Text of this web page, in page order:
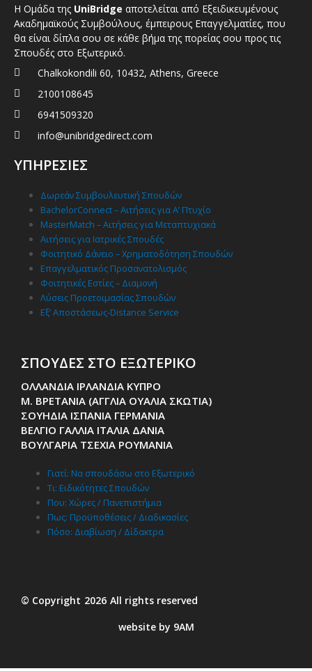
Η Ομάδα της UniBridge αποτελείται από Εξειδικευμένους
Ακαδημαϊκούς Συμβούλους, έμπειρους Επαγγελματίες, που
θα είναι δίπλα σου σε κάθε βήμα της πορείας σου προς τις
Σπουδές στο Εξωτερικό.
Chalkokondili 60, 10432, Athens, Greece
2100108645
6941509320
info@unibridgedirect.com
ΥΠΗΡΕΣΙΕΣ
Δωρεάν Συμβουλευτική Σπουδών
BachelorConnect – Αιτήσεις για Α’ Πτυχίο
MasterMatch – Αιτήσεις για Μεταπτυχιακά
Αιτήσεις για Ιατρικές Σπουδές
Φοιτητικό Δάνειο – Χρηματοδότηση Σπουδών
Επαγγελματικός Προσανατολισμός
Φοιτητικές Εστίες – Διαμονή
Λύσεις Προετοιμασίας Σπουδών
Εξ’ Αποστάσεως-Distance Service
ΣΠΟΥΔΕΣ ΣΤΟ ΕΞΩΤΕΡΙΚΟ
ΟΛΛΑΝΔΙΑ ΙΡΛΑΝΔΙΑ ΚΥΠΡΟ
Μ. ΒΡΕΤΑΝΙΑ (ΑΓΓΛΙΑ ΟΥΑΛΙΑ ΣΚΩΤΙΑ)
ΣΟΥΗΔΙΑ ΙΣΠΑΝΙΑ ΓΕΡΜΑΝΙΑ
ΒΕΛΓΙΟ ΓΑΛΛΙΑ ΙΤΑΛΙΑ ΔΑΝΙΑ
ΒΟΥΛΓΑΡΙΑ ΤΣΕΧΙΑ ΡΟΥΜΑΝΙΑ
Γιατί: Nα σπουδάσω στο Εξωτερικό
Τι: Ειδικότητες Σπουδών
Που: Χώρες / Πανεπιστήμια
Πως: Προϋποθέσεις / Διαδικασίες
Πόσο: Διαβίωση / Δίδακτρα
© Copyright 2026 All rights reserved
website by 9AM